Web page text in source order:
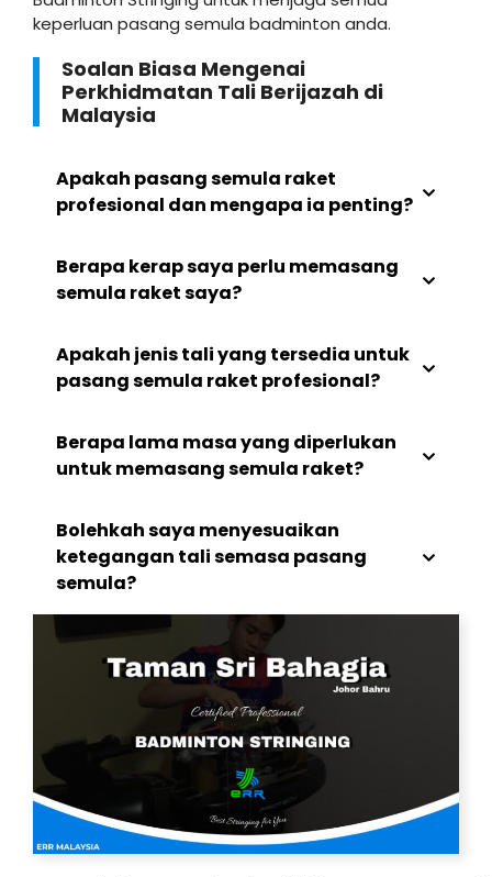
keperluan pasang semula badminton anda.
Soalan Biasa Mengenai
Perkhidmatan Tali Berijazah di
Malaysia
Apakah pasang semula raket
profesional dan mengapa ia penting?
Berapa kerap saya perlu memasang
semula raket saya?
Apakah jenis tali yang tersedia untuk
pasang semula raket profesional?
Berapa lama masa yang diperlukan
untuk memasang semula raket?
Bolehkah saya menyesuaikan
ketegangan tali semasa pasang
semula?